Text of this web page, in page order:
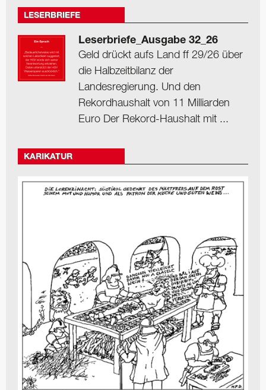
LESERBRIEFE
Leserbriefe_Ausgabe 32_26
Geld drückt aufs Land ff 29/26 über
die Halbzeitbilanz der
Landesregierung. Und den
Rekordhaushalt von 11 Milliarden
Euro Der Rekord-Haushalt mit ...
KARIKATUR